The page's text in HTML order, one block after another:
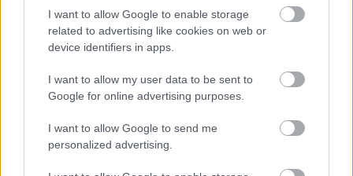
I want to allow Google to enable storage
related to advertising like cookies on web or
device identifiers in apps.
I want to allow my user data to be sent to
Google for online advertising purposes.
I want to allow Google to send me
personalized advertising.